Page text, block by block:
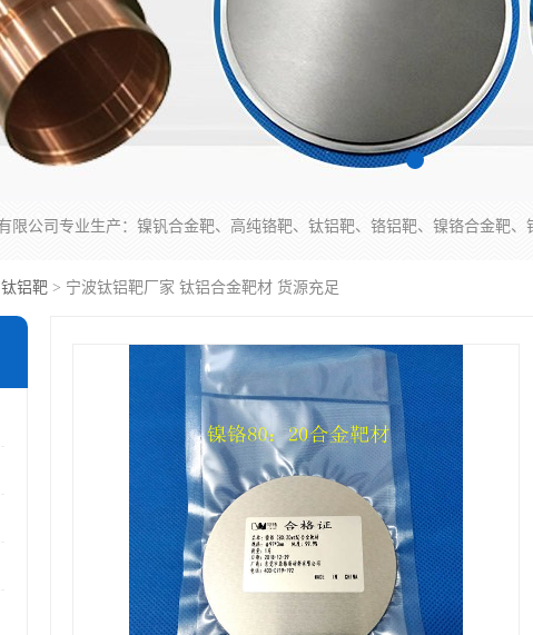
钛铝靶 > 宁波钛铝靶厂家 钛铝合金靶材 货源充足